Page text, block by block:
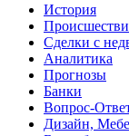
История
Сделки с
Аналитика
Прогнозы
Банки
Вопрос-
Дизайн,